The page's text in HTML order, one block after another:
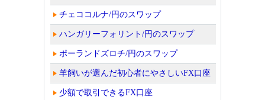
チェココルナ/円のスワップ
ハンガリーフォリント/円のスワップ
ポーランドズロチ/円のスワップ
羊飼いが選んだ初心者にやさしいFX口座
少額で取引できるFX口座